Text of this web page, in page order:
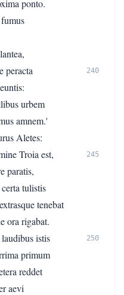
ponto.
peracta
240
urbem
amnem.'
Aletes:
Troia est,
245
paratis,
tulistis
tenebat
ora rigabat.
istis
250
primum
reddet
aevi